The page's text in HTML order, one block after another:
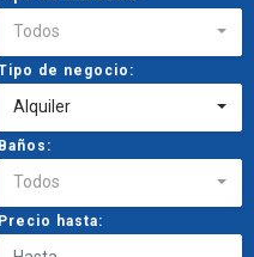
Todos
de negocio:
Alquiler
Baños:
Todos
Precio hasta: